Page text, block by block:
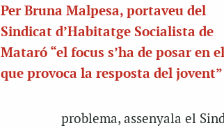
Per Bruna Malpesa, portaveu del
Sindicat d’Habitatge Socialista de
Mataró “el focus s’ha de posar en el
que provoca la resposta del jovent”
problema, assenyala el